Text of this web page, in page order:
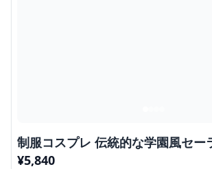
制服コスプレ 伝統的な学園風セー
¥5,840